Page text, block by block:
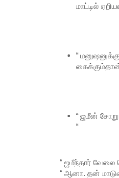
மாட்டில்
“
“ ஜமீன் சோறு
“
“ ஜமீந்தார் வேலை
“ ஆனா. தன்